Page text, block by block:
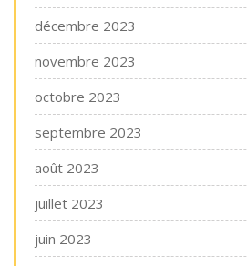
décembre 2023
novembre 2023
octobre 2023
septembre 2023
août 2023
juillet 2023
juin 2023